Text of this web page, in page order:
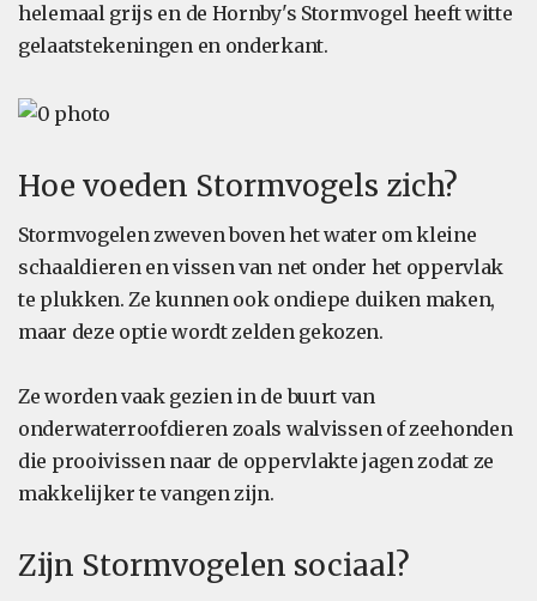
helemaal grijs en de Hornby's Stormvogel heeft witte
gelaatstekeningen en onderkant.
Hoe voeden Stormvogels zich?
Stormvogelen zweven boven het water om kleine
schaaldieren en vissen van net onder het oppervlak
te plukken. Ze kunnen ook ondiepe duiken maken,
maar deze optie wordt zelden gekozen.
Ze worden vaak gezien in de buurt van
onderwaterroofdieren zoals walvissen of zeehonden
die prooivissen naar de oppervlakte jagen zodat ze
makkelijker te vangen zijn.
Zijn Stormvogelen sociaal?